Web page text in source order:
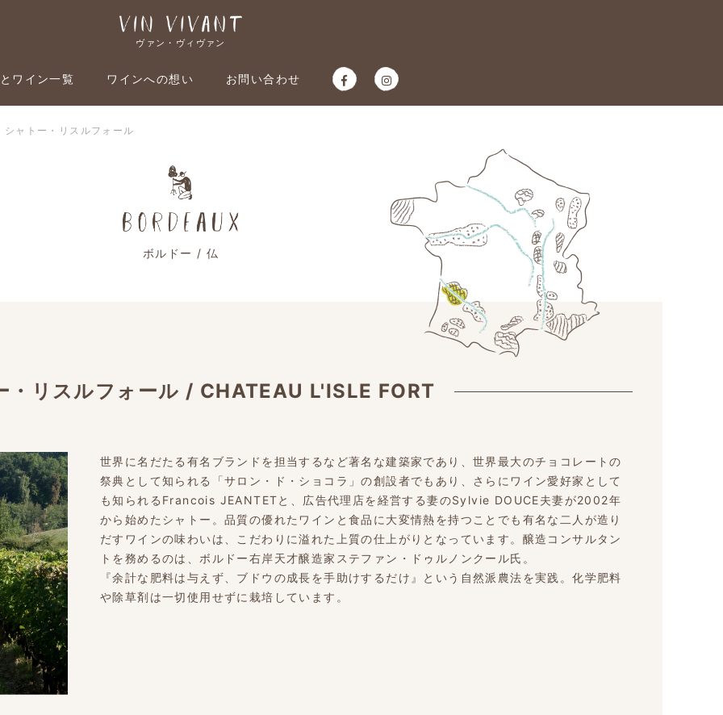
ヴァン・ヴィヴァン
ワイン一覧 ワインへの想い お問い合わせ
ャトー・リスルフォール
ボルドー / 仏
・リスルフォール / CHATEAU L'ISLE FORT
世界に名だたる有名ブランドを担当するなど著名な建築家であり、世界最大のチョコレートの
祭典として知られる「サロン・ド・ショコラ」の創設者でもあり、さらにワイン愛好家として
も知られるFrancois JEANTETと、広告代理店を経営する妻のSylvie DOUCE夫妻が2002年
から始めたシャトー。品質の優れたワインと食品に大変情熱を持つことでも有名な二人が造り
だすワインの味わいは、こだわりに溢れた上質の仕上がりとなっています。醸造コンサルタン
トを務めるのは、ボルドー右岸天才醸造家ステファン・ドゥルノンクール氏。
『余計な肥料は与えず、ブドウの成長を手助けするだけ』という自然派農法を実践。化学肥料
や除草剤は一切使用せずに栽培しています。